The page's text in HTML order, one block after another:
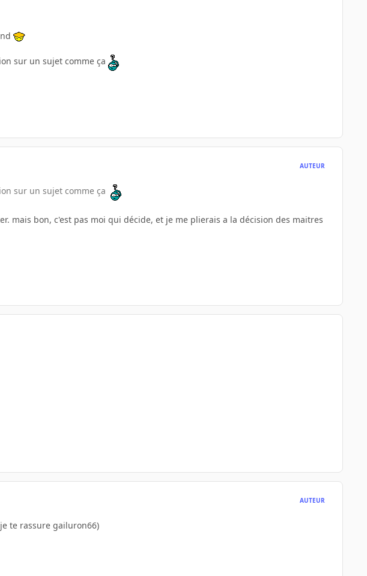
sur un sujet comme ça
AUTEUR
sur un sujet comme ça
mais bon, c'est pas moi qui décide, et je me plierais a la décision des maitres
AUTEUR
te rassure gailuron66)